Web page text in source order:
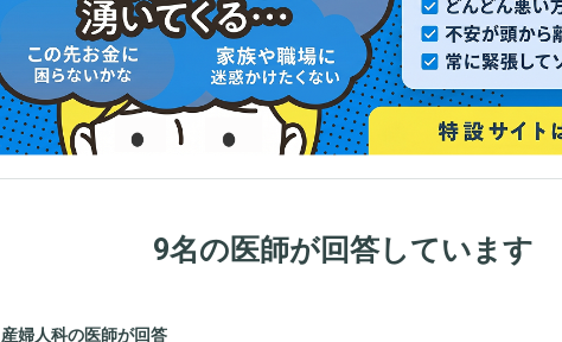
9名の医師が回答しています
産婦人科の医師が回答